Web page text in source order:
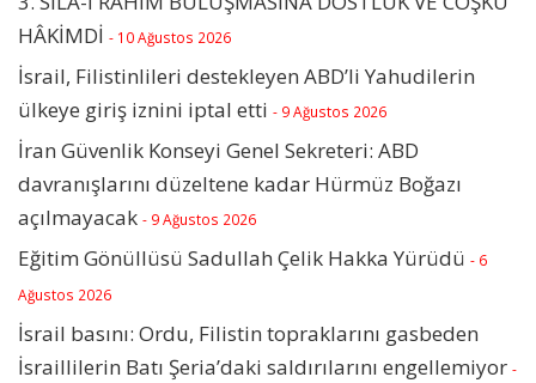
HÂKİMDİ - 10 Ağustos 2026
İsrail, Filistinlileri destekleyen ABD’li Yahudilerin
ülkeye giriş iznini iptal etti - 9 Ağustos 2026
İran Güvenlik Konseyi Genel Sekreteri: ABD
davranışlarını düzeltene kadar Hürmüz Boğazı
açılmayacak - 9 Ağustos 2026
Eğitim Gönüllüsü Sadullah Çelik Hakka Yürüdü - 6
Ağustos 2026
İsrail basını: Ordu, Filistin topraklarını gasbeden
İsraillilerin Batı Şeria’daki saldırılarını engellemiyor -